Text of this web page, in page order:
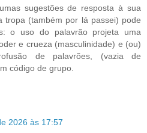
sugestões de resposta à sua
tropa (também por lá passei) pode
o uso do palavrão projeta uma
e crueza (masculinidade) e (ou)
de palavrões, (vazia de
código de grupo.
2026 às 17:57